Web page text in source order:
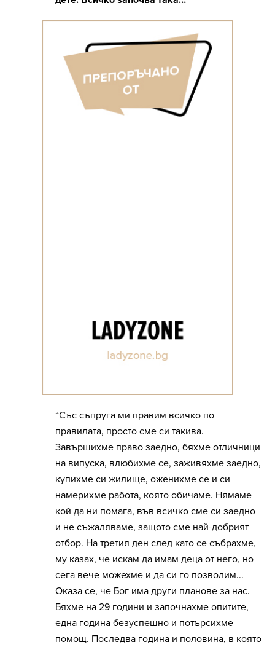
“Със съпруга ми правим всичко по
правилата, просто сме си такива.
Завършихме право заедно, бяхме отличници
на випуска, влюбихме се, заживяхме заедно,
купихме си жилище, оженихме се и си
намерихме работа, която обичаме. Нямаме
кой да ни помага, във всичко сме си заедно
и не съжаляваме, защото сме най-добрият
отбор. На третия ден след като се събрахме,
му казах, че искам да имам деца от него, но
сега вече можехме и да си го позволим...
Оказа се, че Бог има други планове за нас.
Бяхме на 29 години и започнахме опитите,
една година безуспешно и потърсихме
помощ. Последва година и половина, в която